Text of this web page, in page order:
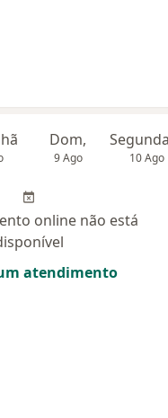
Dom,
9 Ago 10 Ago
online não está
atendimento